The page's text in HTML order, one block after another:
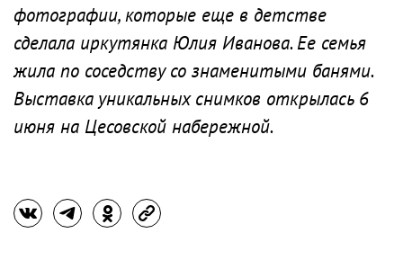
фотографии, которые еще в детстве
сделала иркутянка Юлия Иванова. Ее семья
жила по соседству со знаменитыми банями.
Выставка уникальных снимков открылась 6
июня на Цесовской набережной.